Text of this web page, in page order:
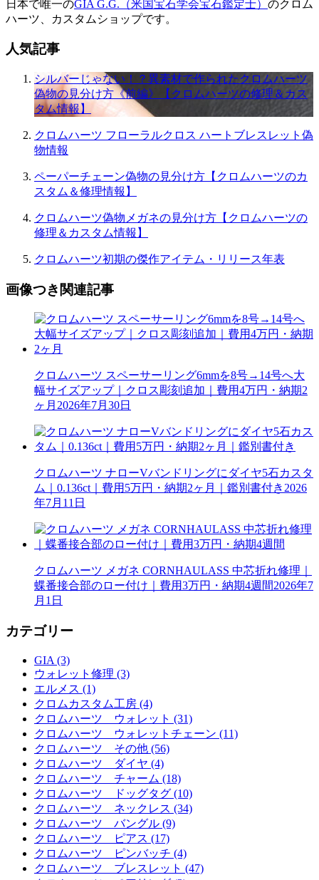
日本で唯一のGIA G.G.（米国宝石学会宝石鑑定士） のクロム
ハーツ、カスタムショップです。
人気記事
シルバーじゃない！？異素材で作られたクロムハーツ
偽物の見分け方《前編》【クロムハーツの修理＆カス
タム情報】
クロムハーツ フローラルクロス ハートブレスレット偽
物情報
ペーパーチェーン偽物の見分け方【クロムハーツのカ
スタム＆修理情報】
クロムハーツ偽物メガネの見分け方【クロムハーツの
修理＆カスタム情報】
クロムハーツ初期の傑作アイテム・リリース年表
画像つき関連記事
クロムハーツ スペーサーリング6mmを8号→14号へ大
幅サイズアップ｜クロス彫刻追加｜費用4万円・納期2
ヶ月 2026年7月30日
クロムハーツ ナローVバンドリングにダイヤ5石カスタ
ム｜0.136ct｜費用5万円・納期2ヶ月｜鑑別書付き2026
年7月11日
クロムハーツ メガネ CORNHAULASS 中芯折れ修理｜
蝶番接合部のロー付け｜費用3万円・納期4週間2026年7
月1日
カテゴリー
GIA (3)
ウォレット修理 (3)
エルメス (1)
クロムカスタム工房 (4)
クロムハーツ ウォレット (31)
クロムハーツ ウォレットチェーン (11)
クロムハーツ その他 (56)
クロムハーツ ダイヤ (4)
クロムハーツ チャーム (18)
クロムハーツ ドッグタグ (10)
クロムハーツ ネックレス (34)
クロムハーツ バングル (9)
クロムハーツ ピアス (17)
クロムハーツ ピンバッチ (4)
クロムハーツ ブレスレット (47)